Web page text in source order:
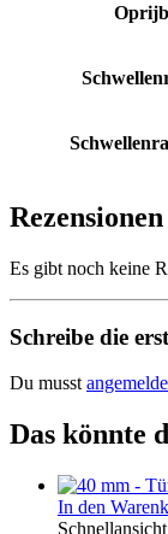
Rezensionen
Es gibt noch keine
Schreibe die
Du musst
Das könnte
In den
Schnellansicht